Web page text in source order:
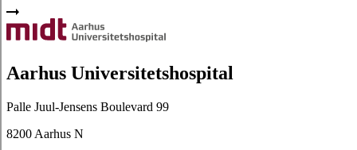
Aarhus Universitetshospital
Palle Juul-Jensens Boulevard 99
8200 Aarhus N